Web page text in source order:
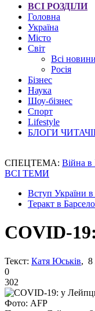
ВСІ РОЗДІЛИ
Головна
Україна
Місто
Світ
Всі
Росія
Бізнес
Наука
Шоу-бізнес
Спорт
Lifestyle
БЛОГИ
СПЕЦТЕМА: Війна в
ВСІ ТЕМИ
Вступ України
Теракт в
COVID-
Текст: Катя Юськів, 8
0
302
Фото: AFP